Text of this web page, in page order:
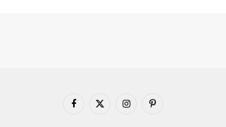
Facebook
X
InstagramPinterest